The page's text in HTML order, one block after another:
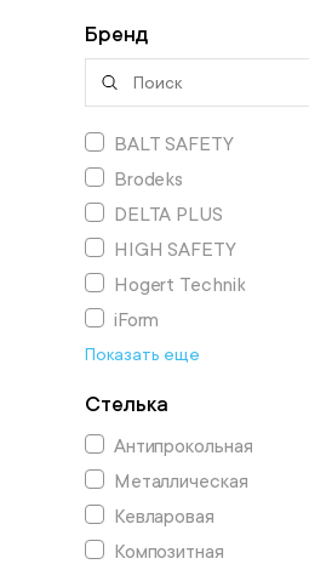
Бренд
BALT SAFETY
Brodeks
DELTA PLUS
HIGH SAFETY
Hogert Technik
iForm
Показать еще
Стелька
Антипрокольная
Металлическая
Кевларовая
Композитная